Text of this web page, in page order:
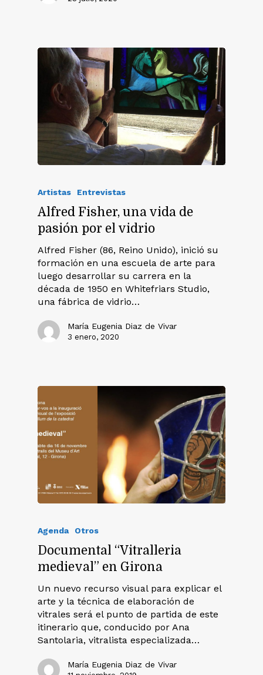
Artistas Entrevistas
Alfred Fisher, una vida de
pasión por el vidrio
Alfred Fisher (86, Reino Unido), inició su
formación en una escuela de arte para
luego desarrollar su carrera en la
década de 1950 en Whitefriars Studio,
una fábrica de vidrio…
María Eugenia Diaz de Vivar
3 enero, 2020
Agenda Otros
Documental “Vitralleria
medieval” en Girona
Un nuevo recurso visual para explicar el
arte y la técnica de elaboración de
vitrales será el punto de partida de este
itinerario que, conducido por Ana
Santolaria, vitralista especializada…
María Eugenia Diaz de Vivar